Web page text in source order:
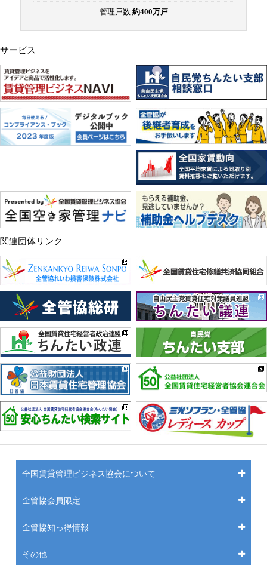
管理戸数 約400万戸
サービス
関連団体リンク
全国賃貸管理ビジネス協会について
全管協会員限定
全管協知っ得情報
その他